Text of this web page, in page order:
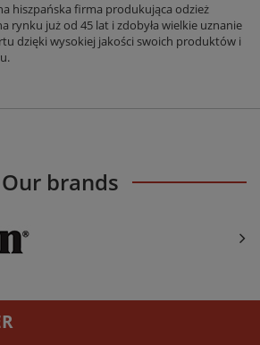
hiszpańska firma produkująca odzież
rynku już od 45 lat i zdobyła wielkie uznanie
dzięki wysokiej jakości swoich produktów i
Our brands